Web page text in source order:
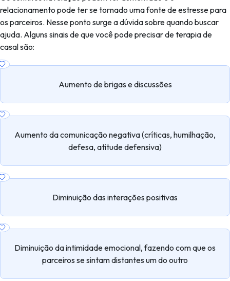
relacionamento pode ter se tornado uma fonte de estresse para
os parceiros. Nesse ponto surge a dúvida sobre quando buscar
ajuda. Alguns sinais de que você pode precisar de terapia de
casal são:
Aumento de brigas e discussões
Aumento da comunicação negativa (críticas, humilhação,
defesa, atitude defensiva)
Diminuição das interações positivas
Diminuição da intimidade emocional, fazendo com que os
parceiros se sintam distantes um do outro